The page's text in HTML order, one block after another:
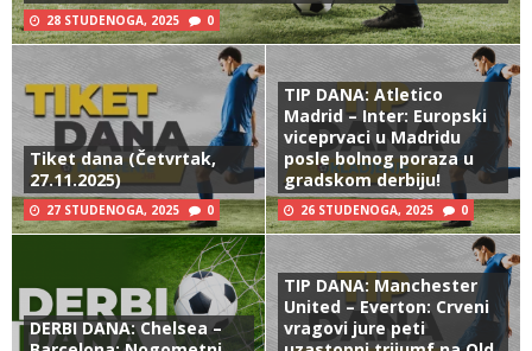
28 STUDENOGA, 2025 0
Tiket dana (Četvrtak,
27.11.2025)
27 STUDENOGA, 2025 0
TIP DANA: Atletico
Madrid – Inter: Europski
viceprvaci u Madridu
posle bolnog poraza u
gradskom derbiju!
26 STUDENOGA, 2025 0
DERBI DANA: Chelsea –
TIP DANA: Manchester
United – Everton: Crveni
vragovi jure peti